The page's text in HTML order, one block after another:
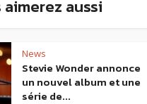
aimerez aussi
News
Stevie Wonder annonce
un nouvel album et une
série de...